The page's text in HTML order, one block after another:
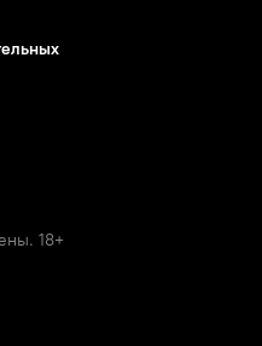
18+